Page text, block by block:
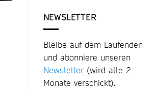
NEWSLETTER
Bleibe auf dem Laufenden
und abonniere unseren
Newsletter(wird alle 2
Monate verschickt).